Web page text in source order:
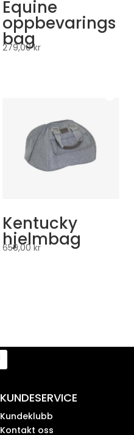
Equine
oppbevarings
bag
279,00kr
Kentucky
hjelmbag
659,00kr
KUNDESERVICE
Kundeklubb
Kontakt oss